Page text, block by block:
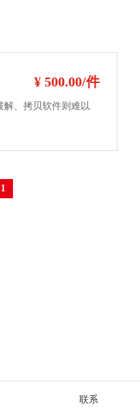
¥ 500.00/件
解、拷贝软件则难以
1
联系